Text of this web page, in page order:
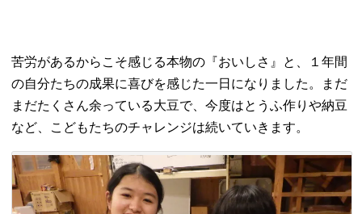
苦労があるからこそ感じる本物の『おいしさ』と、１年間
の自分たちの成果に喜びを感じた一日になりました。まだ
まだたくさん余っている大豆で、今度はとうふ作りや納豆
など、こどもたちのチャレンジは続いていきます。